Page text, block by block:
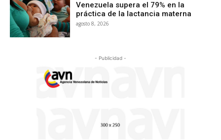
Venezuela supera el 79% en la
práctica de la lactancia materna
agosto 8, 2026
- Publicidad -